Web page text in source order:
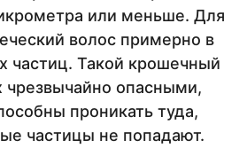
или меньше. Для
волос примерно в
частиц. Такой крошечный
чрезвычайно опасными,
проникать туда,
частицы не попадают.